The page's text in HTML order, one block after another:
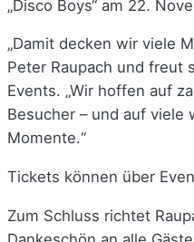
„Disco Boys“ am 22.
„Damit decken wir viele
Peter Raupach und freut
Events. „Wir hoffen auf
Besucher – und auf viele
Momente.“
Tickets können über
Zum Schluss richtet